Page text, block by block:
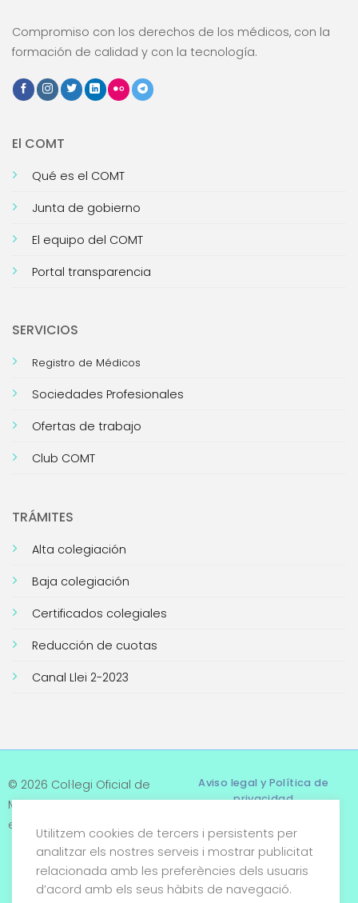
Compromiso con los derechos de los médicos, con la
formación de calidad y con la tecnología.
El COMT
Qué es el COMT
Junta de gobierno
El equipo del COMT
Portal transparencia
SERVICIOS
Registro de Médicos
Sociedades Profesionales
Ofertas de trabajo
Club COMT
TRÁMITES
Alta colegiación
Baja colegiación
Certificados colegiales
Reducción de cuotas
Canal Llei 2-2023
© 2026 Col·legi Oficial de
Metges de Tarragona. Tots
els drets reservats
Aviso legal y Política de
privacidad
Términos y condiciones
Política de cookies
Utilitzem cookies de tercers i persistents per
analitzar els nostres serveis i mostrar publicitat
relacionada amb les preferències dels usuaris
d’acord amb els seus hàbits de navegació.